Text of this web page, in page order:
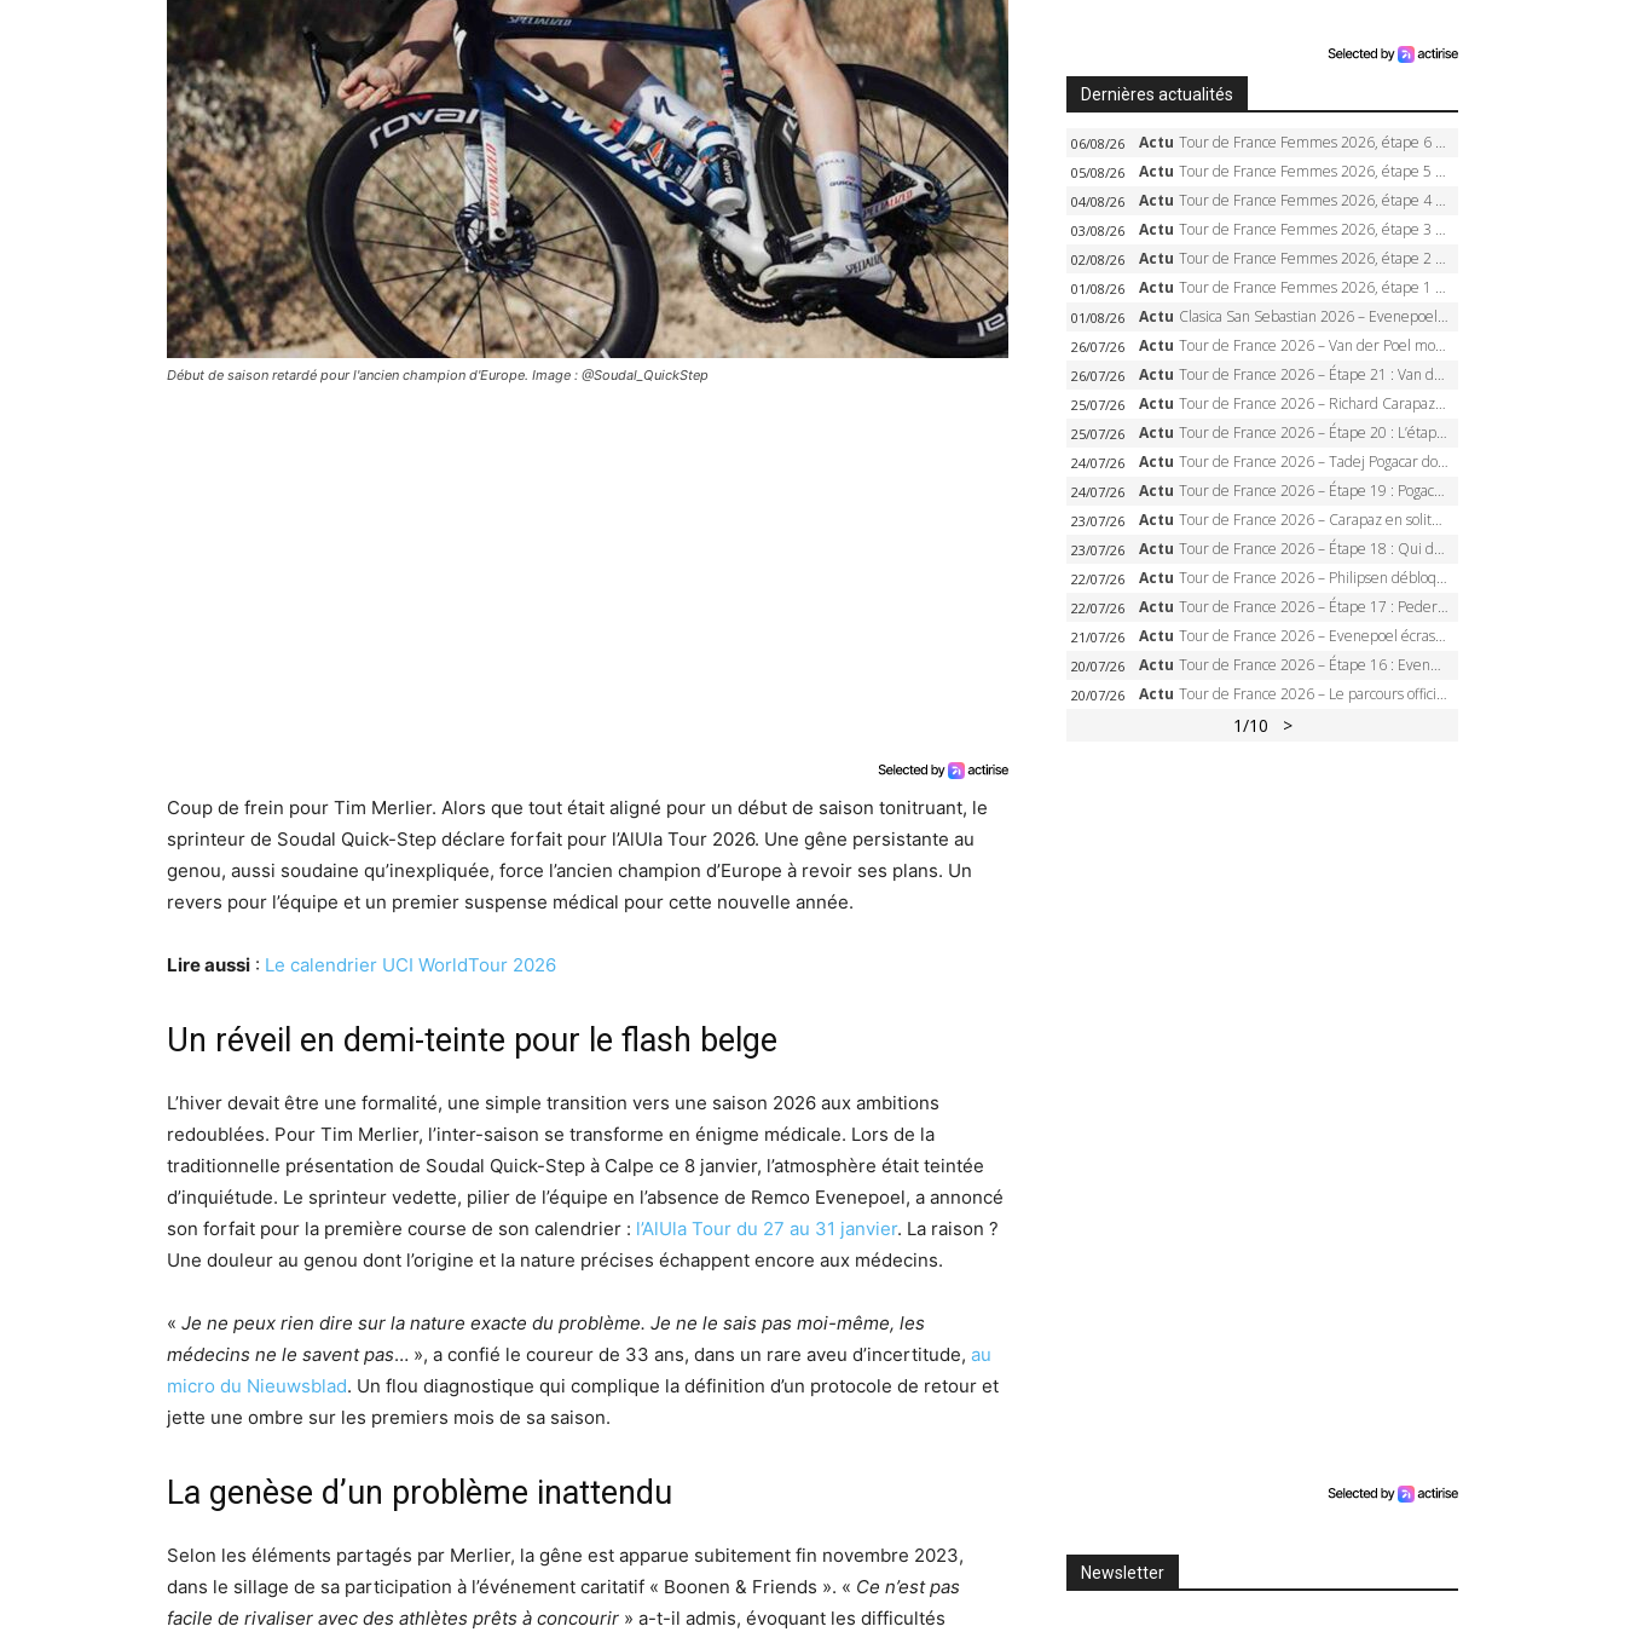
Début de saison retardé pour l'ancien champion d'Europe. Image : @Soudal_QuickStep
Coup de frein pour Tim Merlier. Alors que tout était aligné pour un début de saison tonitruant, le
sprinteur de Soudal Quick-Step déclare forfait pour l’AlUla Tour 2026. Une gêne persistante au
genou, aussi soudaine qu’inexpliquée, force l’ancien champion d’Europe à revoir ses plans. Un
revers pour l’équipe et un premier suspense médical pour cette nouvelle année.
Lire aussi : Le calendrier UCI WorldTour 2026
Un réveil en demi-teinte pour le flash belge
L’hiver devait être une formalité, une simple transition vers une saison 2026 aux ambitions
redoublées. Pour Tim Merlier, l’inter-saison se transforme en énigme médicale. Lors de la
traditionnelle présentation de Soudal Quick-Step à Calpe ce 8 janvier, l’atmosphère était teintée
d’inquiétude. Le sprinteur vedette, pilier de l’équipe en l’absence de Remco Evenepoel, a annoncé
son forfait pour la première course de son calendrier : l’AlUla Tour du 27 au 31 janvier. La raison ?
Une douleur au genou dont l’origine et la nature précises échappent encore aux médecins.
« Je ne peux rien dire sur la nature exacte du problème. Je ne le sais pas moi-même, les
médecins ne le savent pas… », a confié le coureur de 33 ans, dans un rare aveu d’incertitude, au
micro du Nieuwsblad. Un flou diagnostique qui complique la définition d’un protocole de retour et
jette une ombre sur les premiers mois de sa saison.
La genèse d’un problème inattendu
Selon les éléments partagés par Merlier, la gêne est apparue subitement fin novembre 2023,
dans le sillage de sa participation à l’événement caritatif « Boonen & Friends ». « Ce n’est pas
facile de rivaliser avec des athlètes prêts à concourir » a-t-il admis, évoquant les difficultés
Dernières actualités
06/08/26 Actu Tour de France Femmes 2026, étape 6 – Kim Le Court-Pienaar gagne à Tournon, Reusser en jaune
05/08/26 Actu Tour de France Femmes 2026, étape 5 – Demi Vollering gagne à Belleville, Reusser en jaune, Ferrand-Prévot coule
04/08/26 Actu Tour de France Femmes 2026, étape 4 – Marlen Reusser écrase le chrono, Ferrand-Prévot en crise
03/08/26 Actu Tour de France Femmes 2026, étape 3 – Sigrid Haugset en solitaire, 88 km d’échappée, maillot jaune
02/08/26 Actu Tour de France Femmes 2026, étape 2 – Lorena Wiebes doublé à Genève, Markus héroïque, 7e record
01/08/26 Actu Tour de France Femmes 2026, étape 1 – Lorena Wiebes intouchable à Lausanne, premier maillot jaune
01/08/26 Actu Clasica San Sebastian 2026 – Evenepoel recordman, 4e victoire, Carapaz battu au sprint
26/07/26 Actu Tour de France 2026 – Van der Poel monumental à Paris, Pogacar égale le record des cinq sacres
26/07/26 Actu Tour de France 2026 – Étape 21 : Van der Poel, Pogacar, qui succédera à Wout van Aert sur les Champs-Elysées ?
25/07/26 Actu Tour de France 2026 – Richard Carapaz roi des Alpes, doublé et maillot à pois, Seixas perd le podium
25/07/26 Actu Tour de France 2026 – Étape 20 : L’étape reine, Galibier, Sarenne, Alpe d’Huez, qui succédera à Pogacar ?
24/07/26 Actu Tour de France 2026 – Tadej Pogacar dompte l’Alpe d’Huez, 5e victoire, record de Pantani pulvérisé
24/07/26 Actu Tour de France 2026 – Étape 19 : Pogacar peut-il enfin dompter l’Alpe d’Huez ?
23/07/26 Actu Tour de France 2026 – Carapaz en solitaire à Orcières-Merlette, Paret-Peintre à un point du maillot à pois
23/07/26 Actu Tour de France 2026 – Étape 18 : Qui domptera Orcières-Merlette, première marche vers l’Alpe d’Huez ?
22/07/26 Actu Tour de France 2026 – Philipsen débloque son compteur à Voiron, Pedersen en danger pour le maillot vert
22/07/26 Actu Tour de France 2026 – Étape 17 : Pedersen peut-il verrouiller le maillot vert à Voiron ?
21/07/26 Actu Tour de France 2026 – Evenepoel écrase le chrono d’Évian, Seixas 4e, Lipowitz abandonne
20/07/26 Actu Tour de France 2026 – Étape 16 : Evenepoel, Pogacar, Ganna… qui domptera le chrono d’Évian pour redessiner le podium ?
20/07/26 Actu Tour de France 2026 – Le parcours officiel complet : 21 étapes, profils, carte et dates
1/10 >
Newsletter